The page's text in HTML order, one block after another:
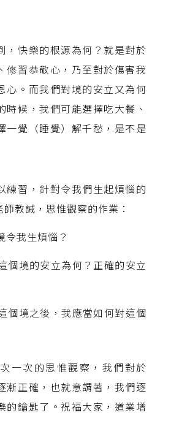
快樂的根源為何？就是對於
修習恭敬心，乃至對於傷害我
心。而我們對境的安立又為何
時候，我們可能選擇吃大餐、
一覺（睡覺）解千愁，是不是
習，針對令我們生起煩惱的
教誡，思惟觀察的作業：
我生煩惱？
境的安立為何？正確的安立
境之後，我應當如何對這個
次的思惟觀察，我們對於
漸正確，也就意謂著，我們逐
的鑰匙了。祝福大家，道業增